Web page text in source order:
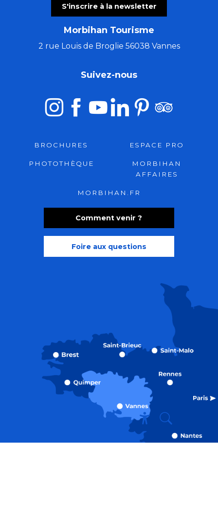
Recherche
S'inscrire à la newsletter
Morbihan Tourisme
2 rue Louis de Broglie 56038 Vannes
Comment venir ?
Foire aux questions
Suivez-nous
BROCHURES ESPACE PRO
PHOTOTHÈQUE
MORBIHAN
AFFAIRES
MORBIHAN.FR